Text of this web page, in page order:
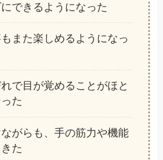
できるようになった
また楽しめるようになっ
で目が覚めることがほと
た
がらも、手の筋力や機能
た